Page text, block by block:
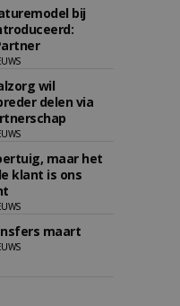
bij
wil
delen via
maar het
klant is ons
maart